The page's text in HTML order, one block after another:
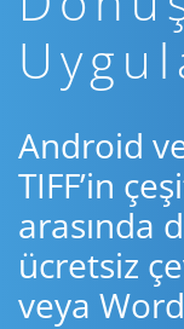
Android
TIFF’in
arasında
ücretsiz
veya Word